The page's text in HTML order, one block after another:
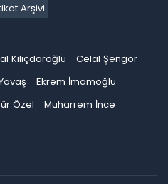
Arşivi
Kılıçdaroğlu
Celal Şengör
Ekrem İmamoğlu
Özel
Muharrem İnce